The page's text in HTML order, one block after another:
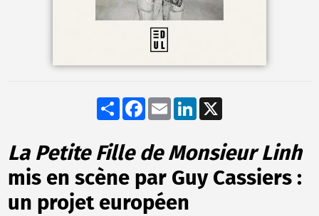
Share Facebook
Email LinkedIn
La Petite Fille de Monsieur Linh
mis en scène par Guy Cassiers :
un projet européen